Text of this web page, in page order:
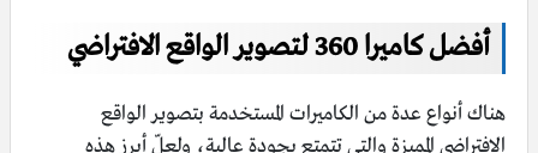
أفضل كاميرا 360 لتصوير الواقع الافتراضي
هناك أنواع عدة من الكاميرات المستخدمة بتصوير الواقع
الافتراضي المميزة والتي تتمتع بجودة عالية، ولعلّ أبرز هذه